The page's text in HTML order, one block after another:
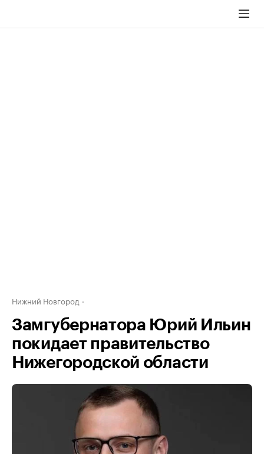
Нижний Новгород
Замгубернатора Юрий Ильин
покидает правительство
Нижегородской области